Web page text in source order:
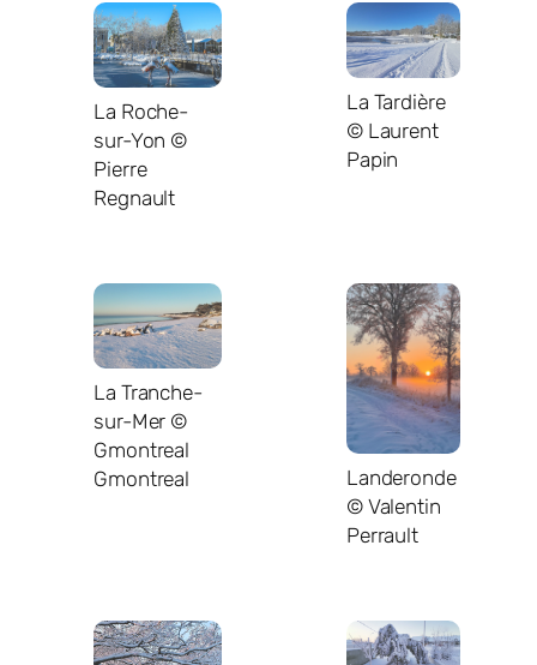
La Roche-
sur-Yon ©
Pierre
Regnault
La Tardière
© Laurent
Papin
La Tranche-
sur-Mer ©
Gmontreal
Gmontreal
Landeronde
© Valentin
Perrault